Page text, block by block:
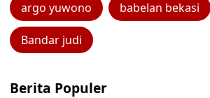
argo yuwono babelan bekasi
Bandar judi
Berita Populer